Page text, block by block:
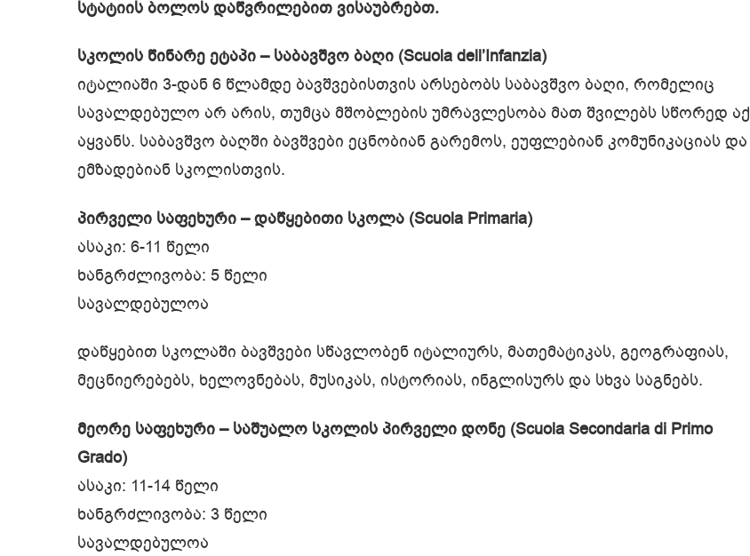
სტატიის ბოლოს დაწვრილებით ვისაუბრებთ.
სკოლის წინარე ეტაპი – საბავშვო ბაღი (Scuola dell’Infanzia)
იტალიაში 3-დან 6 წლამდე ბავშვებისთვის არსებობს საბავშვო ბაღი, რომელიც
სავალდებულო არ არის, თუმცა მშობლების უმრავლესობა მათ შვილებს სწორედ აქ
აყვანს. საბავშვო ბაღში ბავშვები ეცნობიან გარემოს, ეუფლებიან კომუნიკაციას და
ემზადებიან სკოლისთვის.
პირველი საფეხური – დაწყებითი სკოლა (Scuola Primaria)
ასაკი: 6-11 წელი
ხანგრძლივობა: 5 წელი
სავალდებულოა
დაწყებით სკოლაში ბავშვები სწავლობენ იტალიურს, მათემატიკას, გეოგრაფიას,
მეცნიერებებს, ხელოვნებას, მუსიკას, ისტორიას, ინგლისურს და სხვა საგნებს.
მეორე საფეხური – საშუალო სკოლის პირველი დონე (Scuola Secondaria di Primo
Grado)
ასაკი: 11-14 წელი
ხანგრძლივობა: 3 წელი
სავალდებულოა